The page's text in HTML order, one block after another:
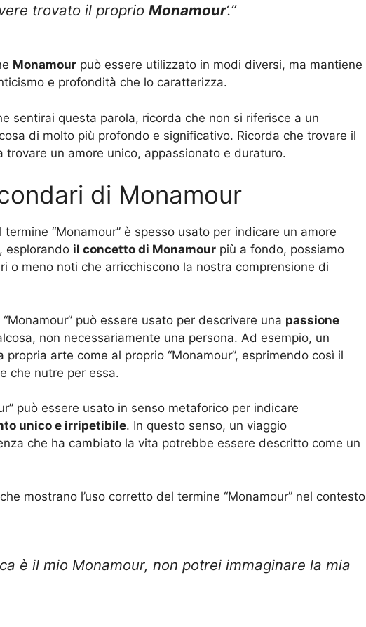
trovato il proprio Monamour‘.”
Monamour può essere utilizzato in modi diversi, ma mantiene
e profondità che lo caratterizza.
sentirai questa parola, ricorda che non si riferisce a un
di molto più profondo e significativo. Ricorda che trovare il
trovare un amore unico, appassionato e duraturo.
di Monamour
“Monamour” è spesso usato per indicare un amore
esplorando il concetto di Monamour più a fondo, possiamo
o meno noti che arricchiscono la nostra comprensione di
può essere usato per descrivere una passione
non necessariamente una persona. Ad esempio, un
arte come al proprio “Monamour”, esprimendo così il
che nutre per essa.
può essere usato in senso metaforico per indicare
unico e irripetibile. In questo senso, un viaggio
che ha cambiato la vita potrebbe essere descritto come un
mostrano l’uso corretto del termine “Monamour” nel contesto
è il mio Monamour, non potrei immaginare la mia